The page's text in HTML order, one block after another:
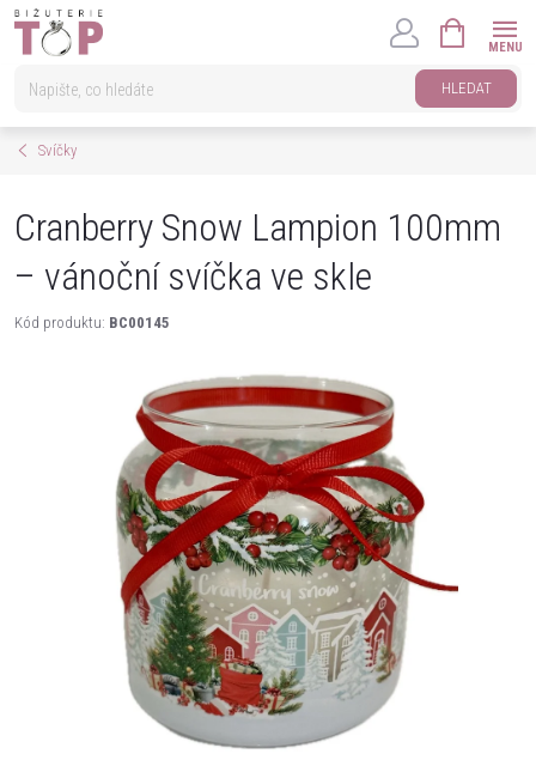
Přejít
HLEDAT
KOŠÍK
Svíčky
Cranberry Snow Lampion 100mm
– vánoční svíčka ve skle
Kód produktu: BC00145